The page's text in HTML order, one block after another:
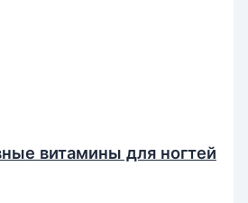
витамины для ногтей